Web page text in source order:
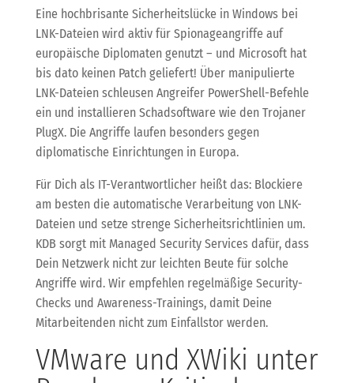
Eine hochbrisante Sicherheitslücke in Windows bei
LNK-Dateien wird aktiv für Spionageangriffe auf
europäische Diplomaten genutzt – und Microsoft hat
bis dato keinen Patch geliefert! Über manipulierte
LNK-Dateien schleusen Angreifer PowerShell-Befehle
ein und installieren Schadsoftware wie den Trojaner
PlugX. Die Angriffe laufen besonders gegen
diplomatische Einrichtungen in Europa.
Für Dich als IT-Verantwortlicher heißt das: Blockiere
am besten die automatische Verarbeitung von LNK-
Dateien und setze strenge Sicherheitsrichtlinien um.
KDB sorgt mit Managed Security Services dafür, dass
Dein Netzwerk nicht zur leichten Beute für solche
Angriffe wird. Wir empfehlen regelmäßige Security-
Checks und Awareness-Trainings, damit Deine
Mitarbeitenden nicht zum Einfallstor werden.
VMware und XWiki unter